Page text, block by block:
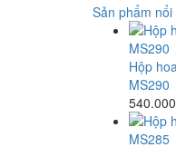
Sản phẩm nổi
Hộp
MS290